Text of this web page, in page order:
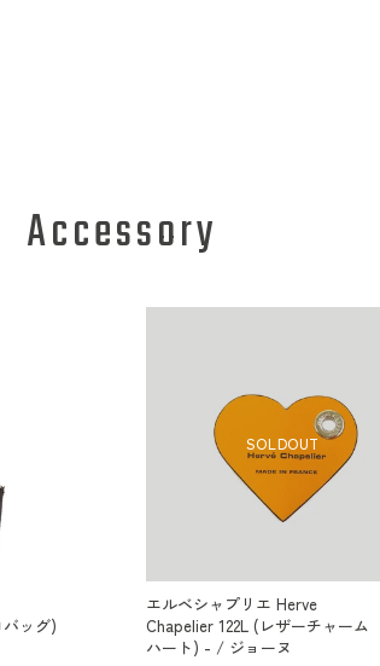
Accessory
ッグ)
SOLDOUT
エルベシャプリエ Herve
Chapelier 122L (レザーチャーム
ハート) - / ジョーヌ